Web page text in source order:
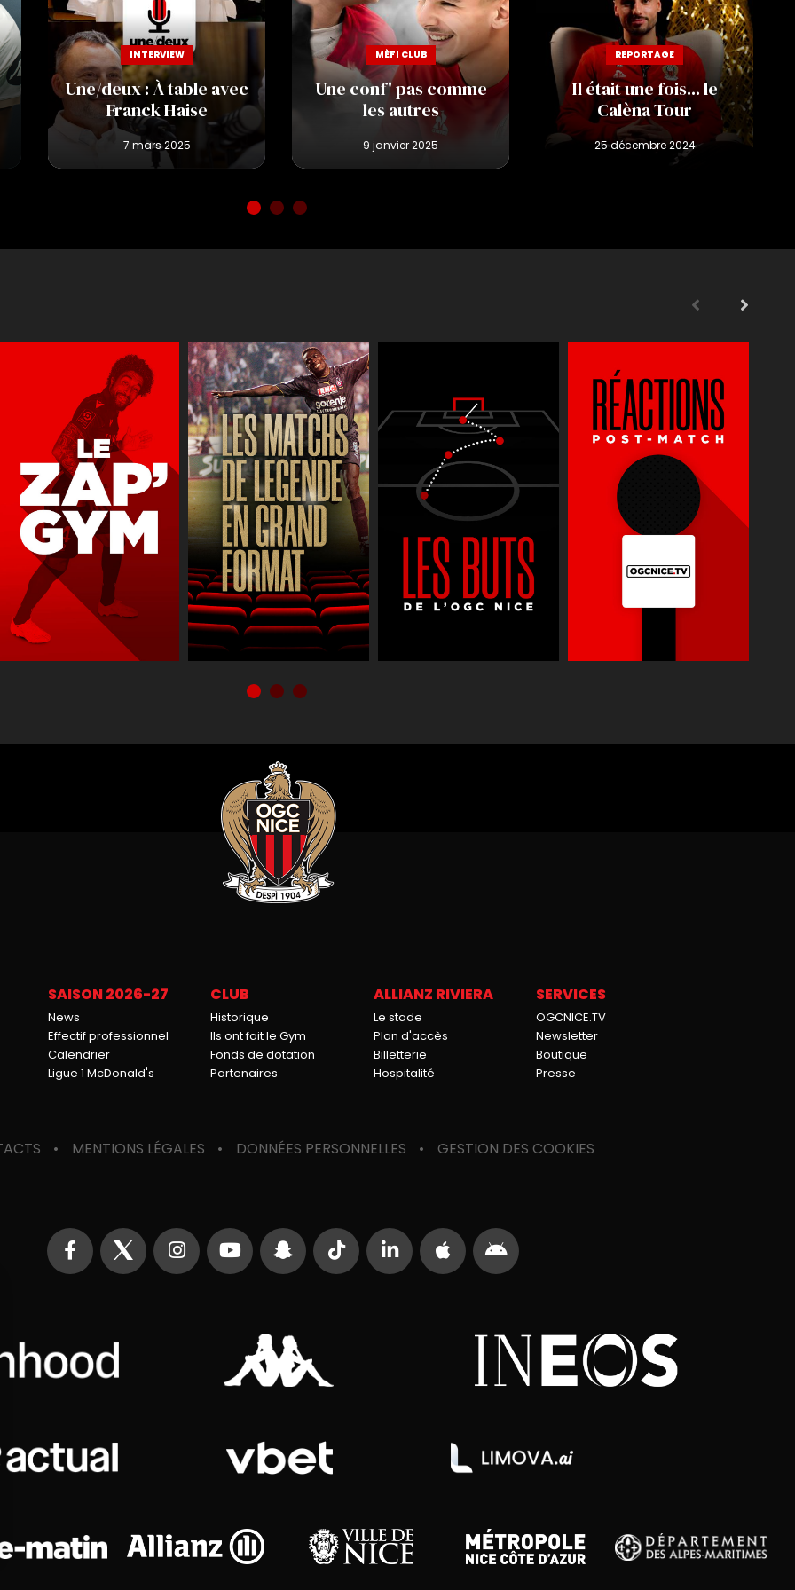
INTERVIEW
Une/deux : À table avec
Franck Haise
MÈFI CLUB
Une conf' pas comme
les autres
REPORTAGE
Il était une fois... le
Calèna Tour
Réactions JT des jeunes
SAISON 2026-27
News
Effectif professionnel
Calendrier
Ligue 1 McDonald's
CLUB
Historique
Ils ont fait le Gym
Fonds de dotation
Partenaires
ALLIANZ RIVIERA
Le stade
Plan d'accès
Billetterie
Hospitalité
SERVICES
OGCNICE.TV
Newsletter
Boutique
Presse
MENTIONS LÉGALES DONNÉES PERSONNELLES GESTION DES COOKIES